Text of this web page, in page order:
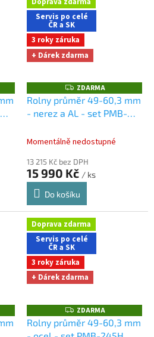
Servis po celé
ČR a SK
3 roky záruka
+ Dárek zdarma
Z
D
A
R
ZDARMA
Rolny průměr 49-60,3 mm
- nerez a AL - set PMB-
zdarma při nákupu na e-
Momentálně nedostupné
13 215 Kč bez DPH
15 990 Kč / ks
Do košíku
Doprava zdarma
Servis po celé
ČR a SK
3 roky záruka
+ Dárek zdarma
Z
D
A
R
ZDARMA
Rolny průměr 49-60,3 mm